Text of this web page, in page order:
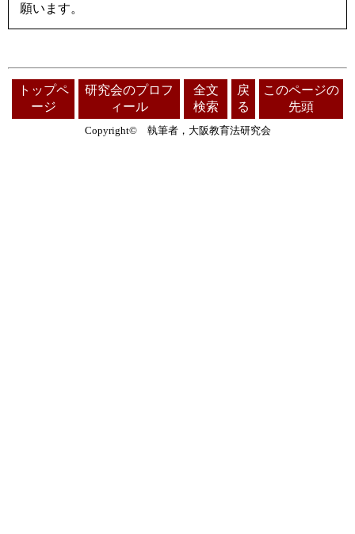
願います。
トップペ
ージ
研究会のプロフ
ィール
全文
検索
戻
る
このページの
先頭
Copyright© 執筆者，大阪教育法研究会